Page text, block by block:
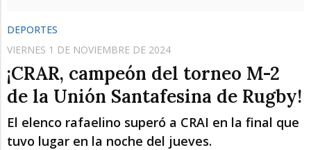
Lun Mar Mié
DEPORTES
VIERNES 1 DE NOVIEMBRE DE 2024
¡CRAR, campeón del torneo M-2
de la Unión Santafesina de Rugby!
El elenco rafaelino superó a CRAI en la final que
tuvo lugar en la noche del jueves.